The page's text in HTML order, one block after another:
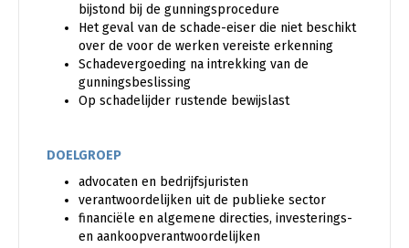
bijstond bij de gunningsprocedure
Het geval van de schade-eiser die niet beschikt
over de voor de werken vereiste erkenning
Schadevergoeding na intrekking van de
gunningsbeslissing
Op schadelijder rustende bewijslast
DOELGROEP
advocaten en bedrijfsjuristen
verantwoordelijken uit de publieke sector
financiële en algemene directies, investerings-
en aankoopverantwoordelijken